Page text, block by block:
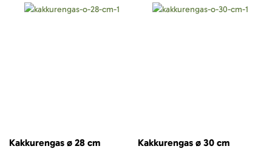
Kakkurengas ø 28 cm Kakkurengas ø 30 cm